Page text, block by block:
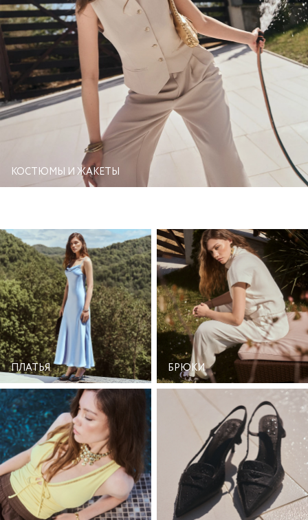
КОСТЮМЫ И ЖАКЕТЫ
ПЛАТЬЯ БРЮКИ